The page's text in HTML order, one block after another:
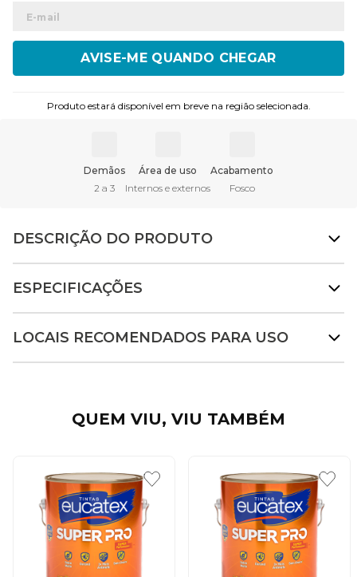
ENVIAR
Produto estará disponível em breve na região selecionada.
Demãos
2 a 3
Área de uso
Internos e externos
Acabamento
Fosco
DESCRIÇÃO DO PRODUTO
ESPECIFICAÇÕES
LOCAIS RECOMENDADOS PARA USO
QUEM VIU, VIU TAMBÉM